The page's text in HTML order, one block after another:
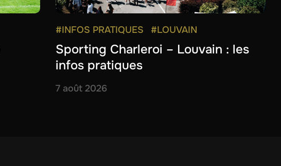
#INFOS PRATIQUES #LOUVAIN
Sporting Charleroi – Louvain : les
infos pratiques
7 août 2026